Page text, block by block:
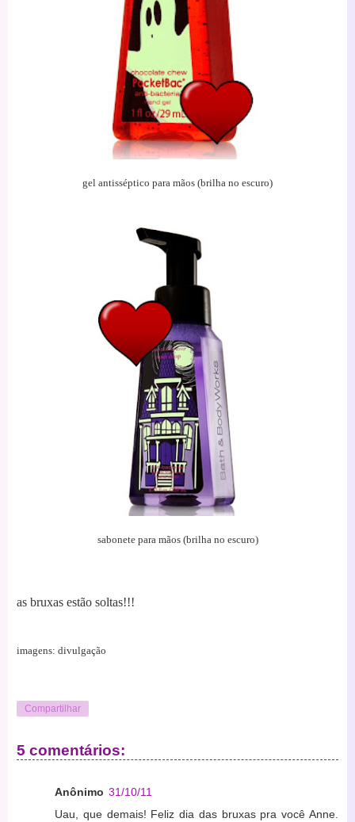
gel antisséptico para mãos (brilha no escuro)
sabonete para mãos (brilha no escuro)
as bruxas estão soltas!!!
imagens: divulgação
Compartilhar
5 comentários:
Anônimo 31/10/11
Uau, que demais! Feliz dia das bruxas pra você Anne.